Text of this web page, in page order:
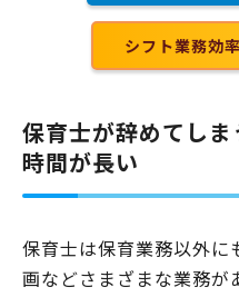
シフト業務効
保育士が辞めてし
時間が長い
保育士は保育業務以外
画などさまざまな業務が